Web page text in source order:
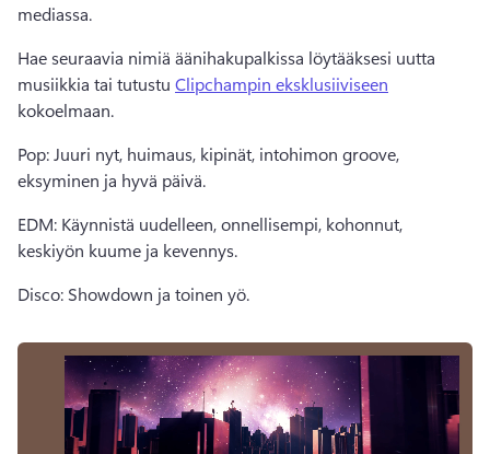
mediassa.
Hae seuraavia nimiä äänihakupalkissa löytääksesi uutta
musiikkia tai tutustu Clipchampin eksklusiiviseen
kokoelmaan.
Pop: Juuri nyt, huimaus, kipinät, intohimon groove,
eksyminen ja hyvä päivä.
EDM: Käynnistä uudelleen, onnellisempi, kohonnut,
keskiyön kuume ja kevennys.
Disco: Showdown ja toinen yö.